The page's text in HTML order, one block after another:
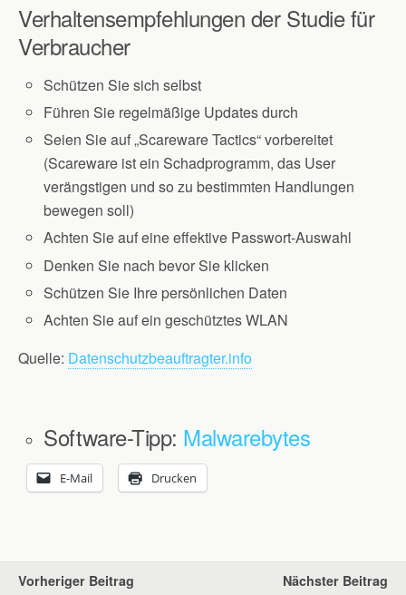
Verhaltensempfehlungen der Studie für
Verbraucher
Schützen Sie sich selbst
Führen Sie regelmäßige Updates durch
Seien Sie auf „Scareware Tactics“ vorbereitet
(Scareware ist ein Schadprogramm, das User
verängstigen und so zu bestimmten Handlungen
bewegen soll)
Achten Sie auf eine effektive Passwort-Auswahl
Denken Sie nach bevor Sie klicken
Schützen Sie Ihre persönlichen Daten
Achten Sie auf ein geschütztes WLAN
Quelle: Datenschutzbeauftragter.info
Software-Tipp: Malwarebytes
E-Mail Drucken
Vorheriger Beitrag Nächster Beitrag